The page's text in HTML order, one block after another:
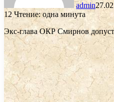
admin
12Чтение: одна минута
Экс-глава ОКР Смирнов